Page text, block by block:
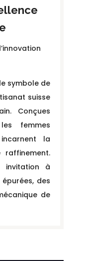
symbole de
suisse
Conçues
femmes
la
invitation à
des
de